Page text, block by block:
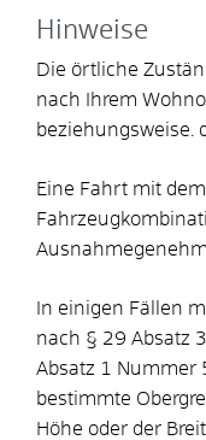
Hinweise
Die örtliche
nach Ihrem
beziehungsweise.
Eine Fahrt mit
In einigen Fällen
nach § 29 Absatz
Absatz 1 Nummer
bestimmte
Höhe oder der